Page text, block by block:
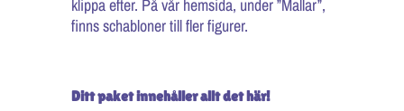
klippa efter. På vår hemsida, under ”Mallar”,
finns schabloner till fler figurer.
Ditt paket innehåller allt det här!